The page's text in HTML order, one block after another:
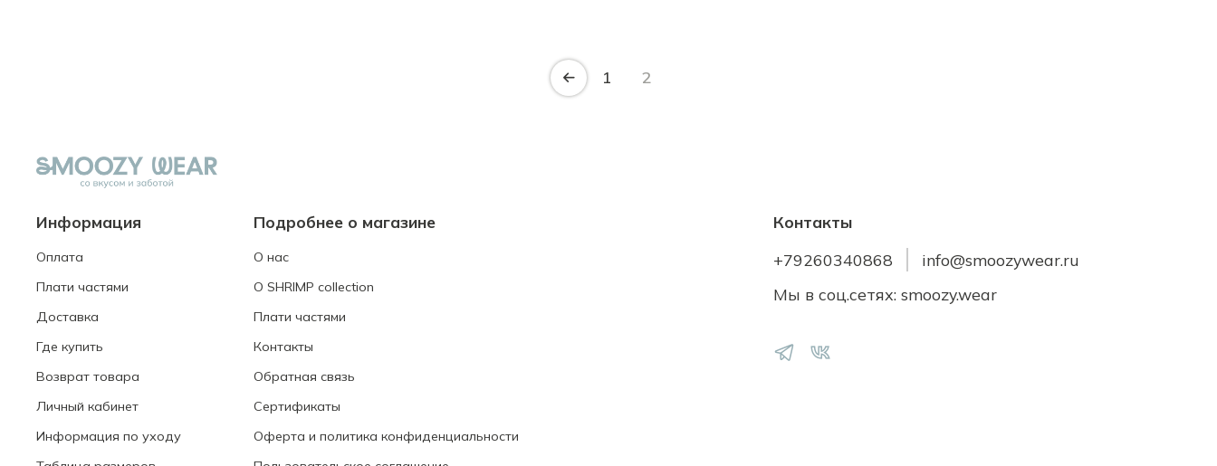
1 2
Информация
Оплата
Плати частями
Доставка
Где купить
Возврат товара
Личный кабинет
Информация по уходу
Подробнее о магазине
О нас
О SHRIMP collection
Плати частями
Контакты
Обратная связь
Сертификаты
Оферта и политика конфиденциальности
Контакты
+79260340868
info@smoozywear.ru
Мы в соц.сетях: smoozy.wear